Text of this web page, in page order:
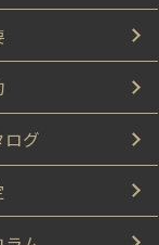
ログ